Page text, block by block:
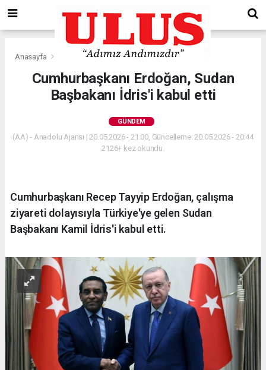
Anasayfa Gündem
Cumhurbaşkanı Erdoğan, Sudan
Başbakanı İdris'i kabul etti
GÜNDEM
(AA) - Anadolu Ajansı | 20.05.2026 - 21:00, Güncelleme: 20.05.2026 - 20:44
2126+ kez okundu.
Cumhurbaşkanı Recep Tayyip Erdoğan, çalışma
ziyareti dolayısıyla Türkiye'ye gelen Sudan
Başbakanı Kamil İdris'i kabul etti.